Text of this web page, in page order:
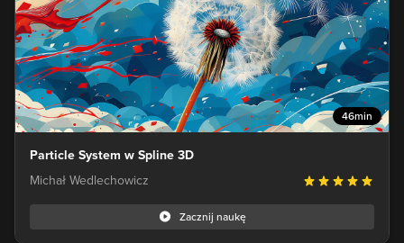
46min
Particle System w Spline 3D
Michał Wedlechowicz
Zacznij naukę